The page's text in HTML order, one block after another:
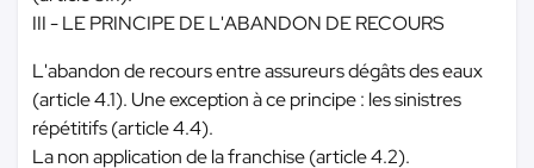
III - LE PRINCIPE DE L'ABANDON DE RECOURS
L'abandon de recours entre assureurs dégâts des eaux
(article 4.1). Une exception à ce principe : les sinistres
répétitifs (article 4.4).
La non application de la franchise (article 4.2).